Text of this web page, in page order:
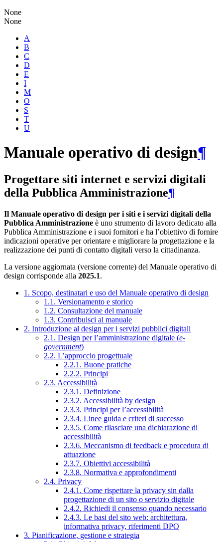
None
None
A
B
C
D
E
I
M
O
S
T
U
Manuale operativo di design¶
Progettare siti internet e servizi digitali
della Pubblica Amministrazione¶
Il Manuale operativo di design per i siti e i servizi digitali della
Pubblica Amministrazione è uno strumento di lavoro dedicato alla
Pubblica Amministrazione e i suoi fornitori e ha l’obiettivo di fornire
indicazioni operative per orientare e migliorare la progettazione e la
realizzazione dei punti di contatto digitali verso la cittadinanza.
La versione aggiornata (versione corrente) del Manuale operativo di
design corrisponde alla 2025.1.
1. Scopo, destinatari e uso del Manuale operativo di design
1.1. Versionamento e storico
1.2. Consultazione del manuale
1.3. Contribuisci al manuale
2. Introduzione al design per i servizi pubblici digitali
2.1. Design per l’amministrazione digitale (e-
government)
2.2. L’approccio progettuale
2.2.1. Buone pratiche
2.2.2. Principi
2.3. Accessibilità
2.3.1. Definizione
2.3.2. Accessibilità by design
2.3.3. Principi per l’accessibilità
2.3.4. Linee guida e criteri di successo
2.3.5. Come rilasciare una dichiarazione di
accessibilità
2.3.6. Meccanismo di feedback e procedura di
attuazione
2.3.7. Obiettivi accessibilità
2.3.8. Normativa e approfondimenti
2.4. Privacy
2.4.1. Come rispettare la privacy sin dalla
progettazione di un sito o servizio digitale
2.4.2. Richiedi il consenso quando necessario
2.4.3. Le basi del sito web: architettura,
informativa privacy, riferimenti DPO
3. Pianificazione, gestione e strategia